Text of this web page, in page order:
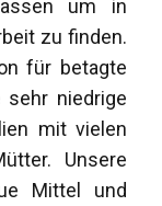
um in
zu finden.
für betagte
sehr niedrige
mit vielen
Unsere
Mittel und